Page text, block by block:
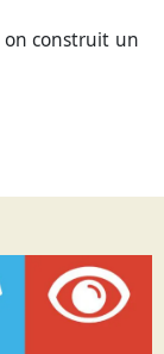
on construit un